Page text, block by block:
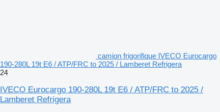
camion frigorifique IVECO Eurocargo
190-280L 19t E6 / ATP/FRC to 2025 / Lamberet Refrigera
24
IVECO Eurocargo 190-280L 19t E6 / ATP/FRC to 2025 /
Lamberet Refrigera